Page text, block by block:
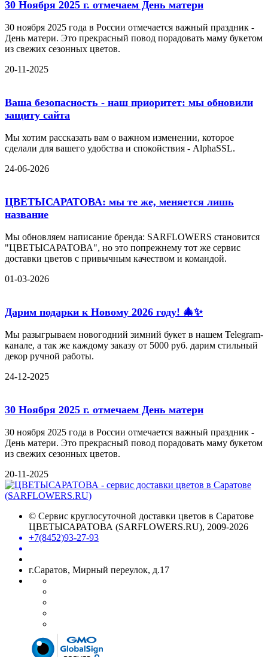
30 Ноября 2025 г. отмечаем День матери
30 ноября 2025 года в России отмечается важный праздник -
День матери. Это прекрасный повод порадовать маму букетом
из свежих сезонных цветов.
20-11-2025
Ваша безопасность - наш приоритет: мы обновили
защиту сайта
Мы хотим рассказать вам о важном изменении, которое
сделали для вашего удобства и спокойствия - AlphaSSL.
24-06-2026
ЦВЕТЫСАРАТОВА: мы те же, меняется лишь
название
Мы обновляем написание бренда: SARFLOWERS становится
"ЦВЕТЫСАРАТОВА", но это попрежнему тот же сервис
доставки цветов с привычным качеством и командой.
01-03-2026
Дарим подарки к Новому 2026 году! 🎄✨
Мы разыгрываем новогодний зимний букет в нашем Telegram-
канале, а так же каждому заказу от 5000 руб. дарим стильный
декор ручной работы.
24-12-2025
30 Ноября 2025 г. отмечаем День матери
30 ноября 2025 года в России отмечается важный праздник -
День матери. Это прекрасный повод порадовать маму букетом
из свежих сезонных цветов.
20-11-2025
© Сервис круглосуточной доставки цветов в Саратове
ЦВЕТЫСАРАТОВА (SARFLOWERS.RU), 2009-2026
+7(8452)93-27-93
г.Саратов, Мирный переулок, д.17